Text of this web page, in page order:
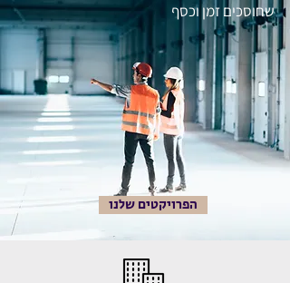
שחוסכים זמן וכסף
הפרויקטים שלנו